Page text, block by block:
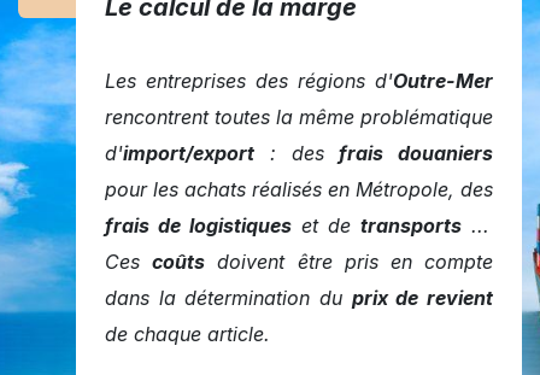
Le calcul de la marge
Les entreprises des régions d'Outre-Mer
rencontrent toutes la même problématique
d'import/export : desfrais douaniers
pour les achats réalisés en Métropole, des
frais de logistiques et de transports ...
Cescoûts doivent être pris en compte
dans la détermination du prix de revient
de chaque article.